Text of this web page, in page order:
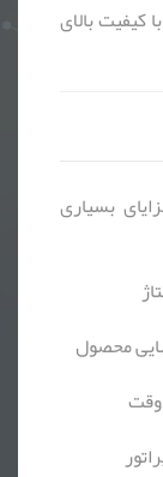
کیفیت بالای
بسیاری
محصول
وقت